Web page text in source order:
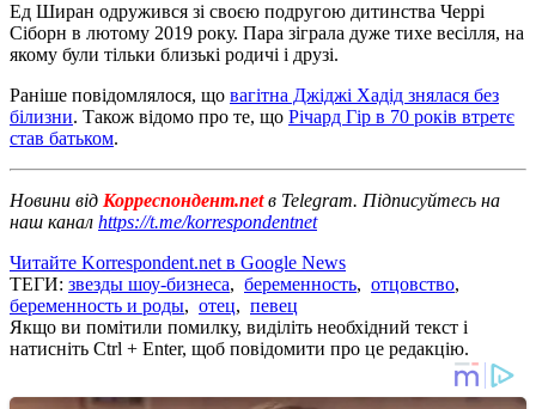
Ед Ширан одружився зі своєю подругою дитинства Черрі
Сіборн в лютому 2019 року. Пара зіграла дуже тихе весілля, на
якому були тільки близькі родичі і друзі.
Раніше повідомлялося, що вагітна Джіджі Хадід знялася без
білизни. Також відомо про те, що Річард Гір в 70 років втретє
став батьком.
Новини від Корреспондент.netв Telegram. Підписуйтесь на
наш канал https://t.me/korrespondentnet
Читайте Korrespondent.net в Google News
ТЕГИ: звезды шоу-бизнеса, беременность, отцовство,
беременность и роды, отец, певец
Якщо ви помітили помилку, виділіть необхідний текст і
натисніть Ctrl + Enter, щоб повідомити про це редакцію.